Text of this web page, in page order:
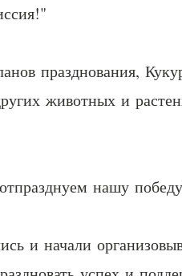
празднования,
животных и
нашу
и начали